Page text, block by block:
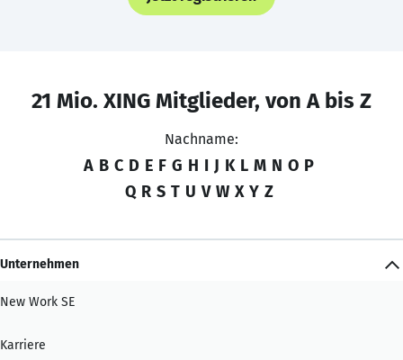
21 Mio. XING Mitglieder, von A bis Z
Nachname:
A B C D E F G H I J K L M N O P
Q R S T U V W X Y Z
Unternehmen
New Work SE
Karriere